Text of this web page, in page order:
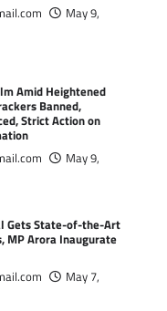
May 9,
Amid Heightened
Banned,
Strict Action on
May 9,
Gets State-of-the-Art
MP Arora Inaugurate
May 7,